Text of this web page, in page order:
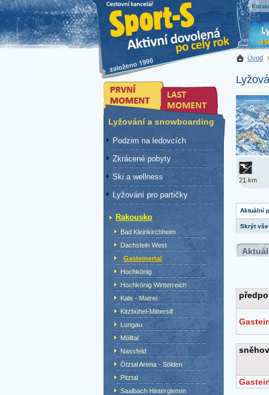
Úvod
21 km
Aktuální
Skrýt vše
Lyžování a snowboarding
Podzim na ledovcích
Zkrácené pobyty
Ski a wellness
Lyžování pro partičky
Rakousko
Bad Kleinkirchheim
Dachstein West
Gasteinertal
Hochkönig
Hochkönig Winterreich
Kals - Matrei
Kitzbühel-Mittersill
Lungau
Mölltal
Nassfeld
Ötztal Arena - Sölden
Pitztal
Saalbach Hinterglemm